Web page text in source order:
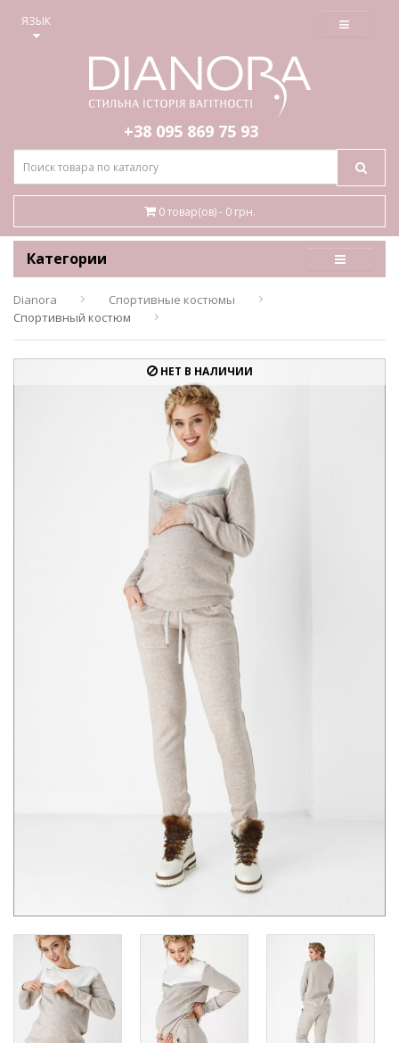
ЯЗЫК ≡
+38 095 869 75 93
0 товар(ов) - 0 грн.
Категории
Dianora
Спортивные костюмы
Спортивный костюм
НЕТ В НАЛИЧИИ